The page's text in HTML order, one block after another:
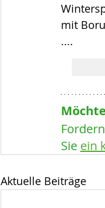
mit
....
Sie ein
Aktuelle Beiträge